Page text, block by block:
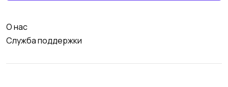
О нас
Служба поддержки